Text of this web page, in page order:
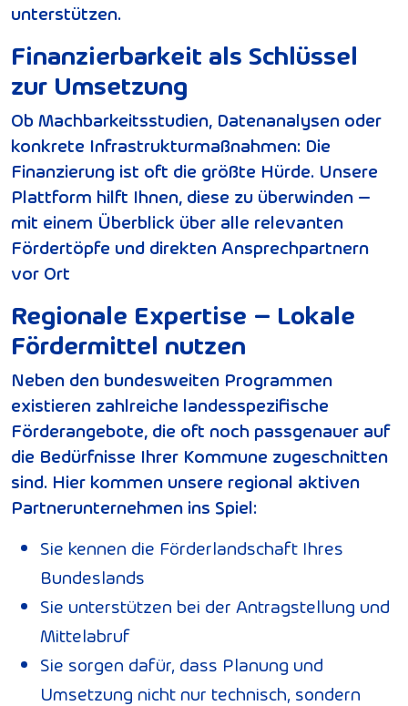
unterstützen.
Finanzierbarkeit als Schlüssel
zur Umsetzung
Ob Machbarkeitsstudien, Datenanalysen oder
konkrete Infrastrukturmaßnahmen: Die
Finanzierung ist oft die größte Hürde. Unsere
Plattform hilft Ihnen, diese zu überwinden –
mit einem Überblick über alle relevanten
Fördertöpfe und direkten Ansprechpartnern
vor Ort
Regionale Expertise – Lokale
Fördermittel nutzen
Neben den bundesweiten Programmen
existieren zahlreiche landesspezifische
Förderangebote, die oft noch passgenauer auf
die Bedürfnisse Ihrer Kommune zugeschnitten
sind. Hier kommen unsere regional aktiven
Partnerunternehmen ins Spiel:
Sie kennen die Förderlandschaft Ihres
Bundeslands
Sie unterstützen bei der Antragstellung und
Mittelabruf
Sie sorgen dafür, dass Planung und
Umsetzung nicht nur technisch, sondern